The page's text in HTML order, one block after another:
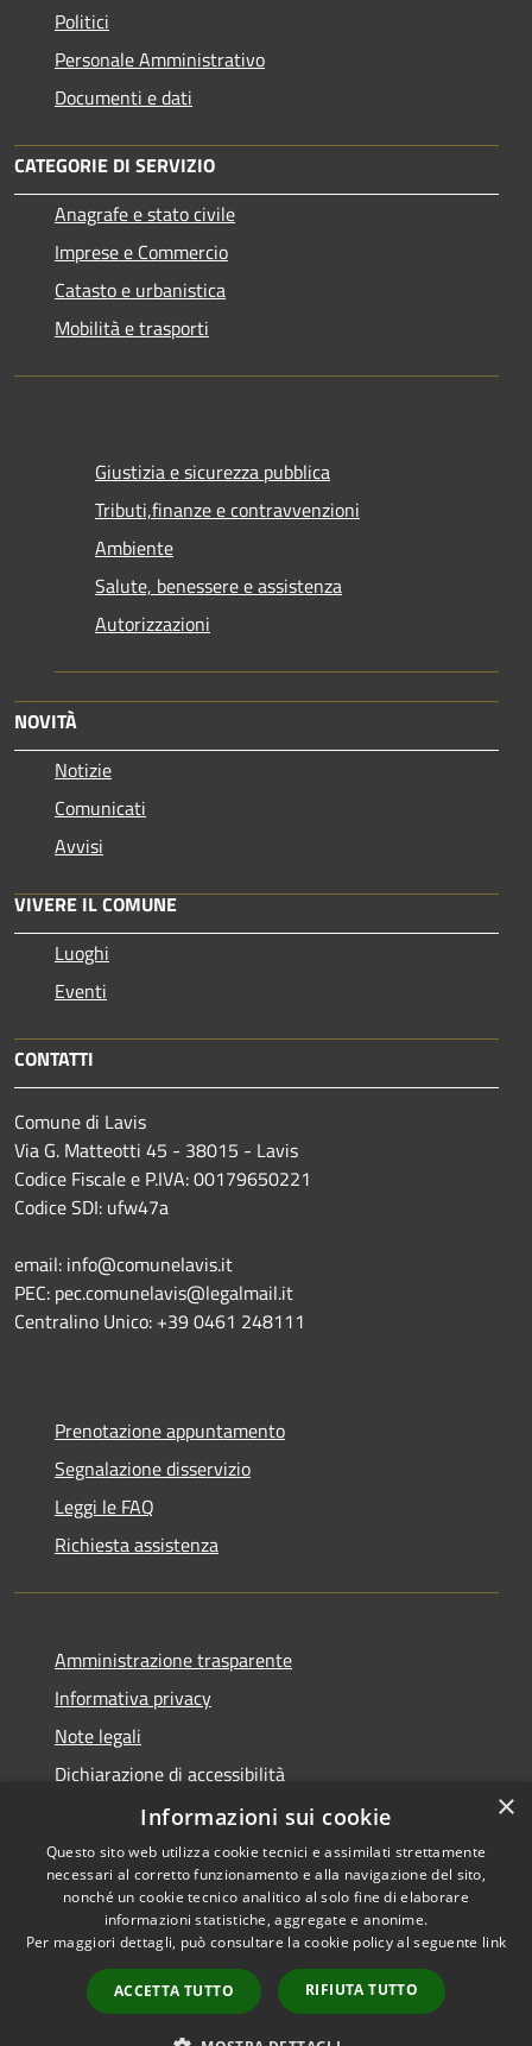
Politici
Personale Amministrativo
Documenti e dati
CATEGORIE DI SERVIZIO
Anagrafe e stato civile
Imprese e Commercio
Catasto e urbanistica
Mobilità e trasporti
Giustizia e sicurezza pubblica
Tributi,finanze e contravvenzioni
Ambiente
Salute, benessere e assistenza
Autorizzazioni
NOVITÀ
Notizie
Comunicati
Avvisi
VIVERE IL COMUNE
Luoghi
Eventi
CONTATTI
Comune di Lavis
Via G. Matteotti 45 - 38015 - Lavis
Codice Fiscale e P.IVA: 00179650221
Codice SDI: ufw47a
email: info@comunelavis.it
PEC: pec.comunelavis@legalmail.it
Centralino Unico: +39 0461 248111
Prenotazione appuntamento
Segnalazione disservizio
Leggi le FAQ
Richiesta assistenza
Amministrazione trasparente
Informativa privacy
Note legali
Dichiarazione di accessibilità
Informative Privacy
RSS
Accessibilità
Copyright © 2026 • Comune di
Municipium•
Accesso
redazione
×
Informazioni sui cookie
Questo sito web utilizza cookie tecnici e assimilati strettamente
necessari al corretto funzionamento e alla navigazione del sito,
nonché un cookie tecnico analitico al solo fine di elaborare
informazioni statistiche, aggregate e anonime.
Per maggiori dettagli, può consultare la cookie policy al seguente link
ACCETTA TUTTO RIFIUTA TUTTO